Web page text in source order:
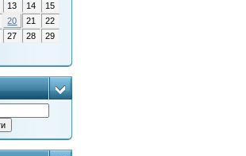
13 14
15
20 21
22
27 28
29